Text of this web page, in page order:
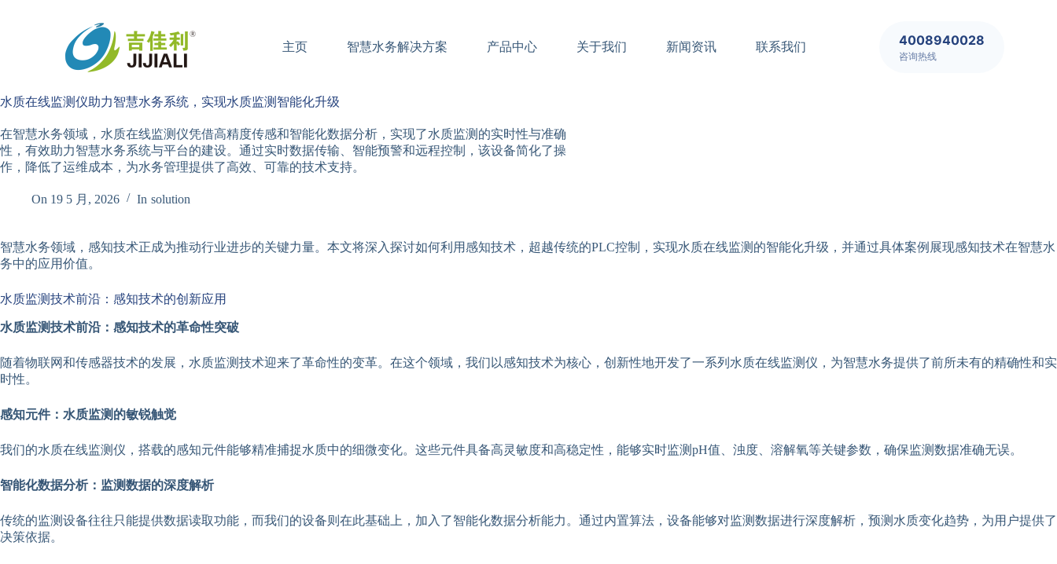
主页 智慧水务解决方案 产品中心 关于我们 新闻资讯 联系我们 4008940028
咨询热线
水质在线监测仪助力智慧水务系统，实现水质监测智能化升级
在智慧水务领域，水质在线监测仪凭借高精度传感和智能化数据分析，实现了水质监测的实时性与准确
性，有效助力智慧水务系统与平台的建设。通过实时数据传输、智能预警和远程控制，该设备简化了操
作，降低了运维成本，为水务管理提供了高效、可靠的技术支持。
On 19 5 月, 2026 In solution
智慧水务领域，感知技术正成为推动行业进步的关键力量。本文将深入探讨如何利用感知技术，超越传统的PLC控制，实现水质在线监测的智能化升级，并通过具体案例展现感知技术在智慧水
务中的应用价值。
水质监测技术前沿：感知技术的创新应用
水质监测技术前沿：感知技术的革命性突破
随着物联网和传感器技术的发展，水质监测技术迎来了革命性的变革。在这个领域，我们以感知技术为核心，创新性地开发了一系列水质在线监测仪，为智慧水务提供了前所未有的精确性和实
时性。
感知元件：水质监测的敏锐触觉
我们的水质在线监测仪，搭载的感知元件能够精准捕捉水质中的细微变化。这些元件具备高灵敏度和高稳定性，能够实时监测pH值、浊度、溶解氧等关键参数，确保监测数据准确无误。
智能化数据分析：监测数据的深度解析
传统的监测设备往往只能提供数据读取功能，而我们的设备则在此基础上，加入了智能化数据分析能力。通过内置算法，设备能够对监测数据进行深度解析，预测水质变化趋势，为用户提供了
决策依据。